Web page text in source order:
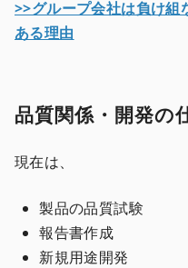
>>グループ会社は負け
ある理由
品質関係・開発の
現在は、
製品の品質試験
報告書作成
新規用途開発